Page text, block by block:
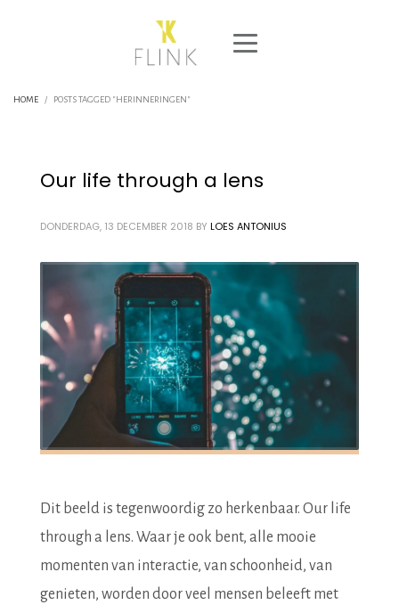
HOME POSTS TAGGED "HERINNERINGEN"
Our life through a lens
DONDERDAG, 13 DECEMBER 2018 BY LOES ANTONIUS
Dit beeld is tegenwoordig zo herkenbaar. Our life
through a lens. Waar je ook bent, alle mooie
momenten van interactie, van schoonheid, van
genieten, worden door veel mensen beleeft met